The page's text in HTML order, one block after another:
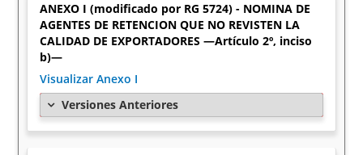
ANEXO I (modificado por RG 5724) - NOMINA DE
AGENTES DE RETENCION QUE NO REVISTEN LA
CALIDAD DE EXPORTADORES —Artículo 2º, inciso
b)—
Visualizar Anexo I
Versiones Anteriores